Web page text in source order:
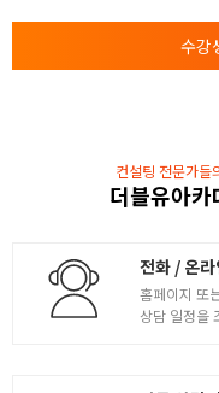
- 2분 창작물 영
- 2분 창작물 영
- 영상 카테고리
- 기획서, 촬영
촬영의 핵심 요
수강
컨설팅 전문가들
더블유아카
전화 / 온
홈페이지 또
상담 일정을